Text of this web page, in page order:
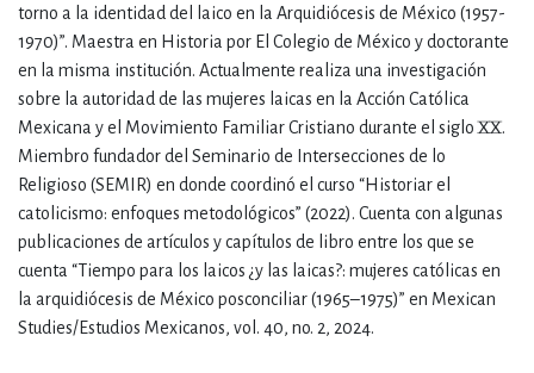
torno a la identidad del laico en la Arquidiócesis de México (1957-
1970)”. Maestra en Historia por El Colegio de México y doctorante
en la misma institución. Actualmente realiza una investigación
sobre la autoridad de las mujeres laicas en la Acción Católica
Mexicana y el Movimiento Familiar Cristiano durante el siglo XX.
Miembro fundador del Seminario de Intersecciones de lo
Religioso (SEMIR) en donde coordinó el curso “Historiar el
catolicismo: enfoques metodológicos” (2022). Cuenta con algunas
publicaciones de artículos y capítulos de libro entre los que se
cuenta “Tiempo para los laicos ¿y las laicas?: mujeres católicas en
la arquidiócesis de México posconciliar (1965–1975)” en Mexican
Studies/Estudios Mexicanos, vol. 40, no. 2, 2024.